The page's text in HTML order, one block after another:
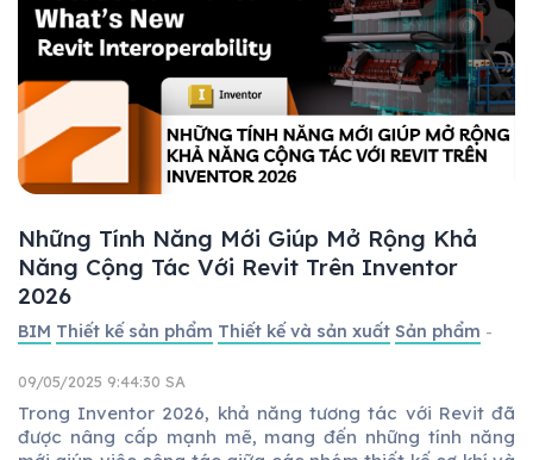
Những Tính Năng Mới Giúp Mở Rộng Khả
Năng Cộng Tác Với Revit Trên Inventor
2026
BIM Thiết kế sản phẩm Thiết kế và sản xuất Sản phẩm -
09/05/2025 9:44:30 SA
Trong Inventor 2026, khả năng tương tác với Revit đã
được nâng cấp mạnh mẽ, mang đến những tính năng